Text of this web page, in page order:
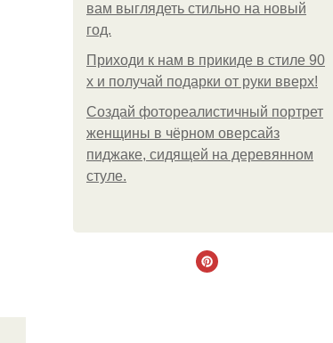
вам выглядеть стильно на новый
год.
Приходи к нам в прикиде в стиле 90
х и получай подарки от руки вверх!
Создай фотореалистичный портрет
женщины в чёрном оверсайз
пиджаке, сидящей на деревянном
стуле.